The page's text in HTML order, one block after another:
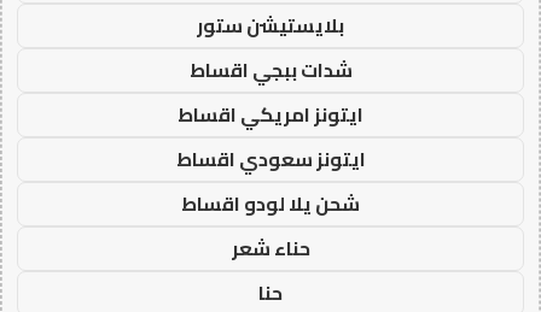
بلايستيشن ستور
شدات ببجي اقساط
ايتونز امريكي اقساط
ايتونز سعودي اقساط
شحن يلا لودو اقساط
حناء شعر
حنا